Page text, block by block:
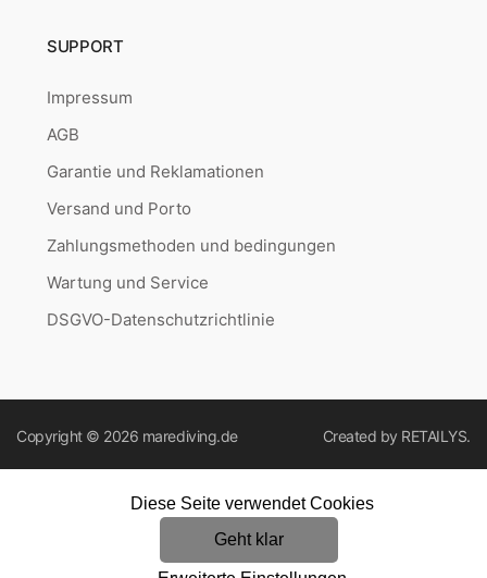
SUPPORT
Impressum
AGB
Garantie und Reklamationen
Versand und Porto
Zahlungsmethoden und bedingungen
Wartung und Service
DSGVO-Datenschutzrichtlinie
Copyright © 2026 marediving.de Created by RETAILYS.
Diese Seite verwendet Cookies
Geht klar